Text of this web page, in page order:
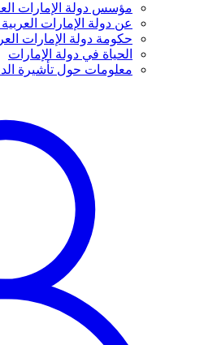
مؤسس دولة الإمارات
عن دولة الإمارات
حكومة دولة الإمارات
الحياة في دولة الإمارات
معلومات حول تأشيرة